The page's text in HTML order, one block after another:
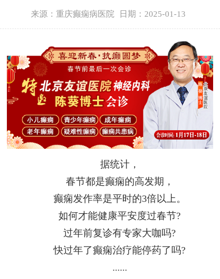
来源：重庆癫痫病医院 日期：2025-01-13
据统计，
春节都是癫痫的高发期，
癫痫发作率是平时的3倍以上。
如何才能健康平安度过春节?
过年前复诊有专家大咖吗?
快过年了癫痫治疗能停药了吗?
......